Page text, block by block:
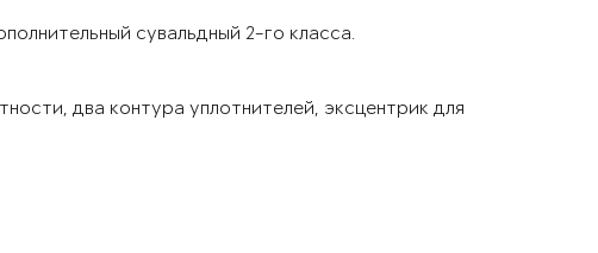
сувальдный 2-го класса.
два контура уплотнителей, эксцентрик для